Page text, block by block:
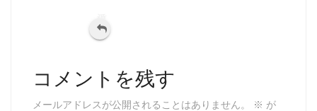
コメントを残す
メールアドレスが公開されることはありません。 ※ が